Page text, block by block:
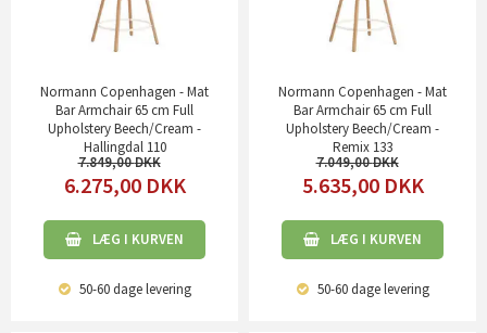
Normann Copenhagen - Mat
Bar Armchair 65 cm Full
Upholstery Beech/Cream -
Hallingdal 110
7.849,00
6.275,00 DKK
LÆG I KURVEN
50-60 dagelevering
Normann Copenhagen - Mat
Bar Armchair 65 cm Full
Upholstery Beech/Cream -
Remix 133
7.049,00
5.635,00 DKK
LÆG I KURVEN
50-60 dagelevering